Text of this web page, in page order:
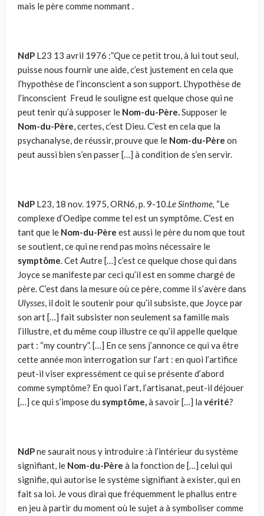
mais le père comme nommant .
NdP L23 13 avril 1976 :”Que ce petit trou, à lui tout seul,
puisse nous fournir une aide, c’est justement en cela que
l’hypothèse de l’inconscient a son support. L’hy­pothèse de
l’inconscient Freud le souligne est quelque chose qui ne
peut tenir qu’à supposer le Nom-du-Père.Supposer le
Nom-du-Père, certes, c’est Dieu. C’est en cela que la
psychanalyse, de réussir, prouve que le Nom-du-Père on
peut aussi bien s’en passer […] à condition de s’en servir.
NdP L23, 18 nov. 1975, ORN6, p. 9-10.Le Sinthome, “Le
complexe d’Oedipe comme tel est un symptôme. C’est en
tant que le Nom-du-Père est aussi le père du nom que tout
se soutient, ce qui ne rend pas moins nécessaire le
symptôme. Cet Autre […] c’est ce quelque chose qui dans
Joyce se manifeste par ceci qu’il est en somme chargé de
père. C’est dans la mesure où ce père, comme il s’avère dans
Ulysses, il doit le soutenir pour qu’il subsiste, que Joyce par
son art […] fait subsis­ter non seulement sa famille mais
l’illustre, et du même coup il­lustre ce qu’il appelle quelque
part : “my country”. […] En ce sens j’an­nonce ce qui va être
cette année mon interrogation sur l’art : en quoi l’artifice
peut-il viser expressément ce qui se présente d’abord
comme symptôme? En quoi l’art, l’artisanat, peut-il déjouer
[…] ce qui s’impose du symptôme,à savoir […] la vérité?
NdPne saurait nous y introduire :à l’intérieur du système
signifiant, le Nom-du-Père à la fonction de […] celui qui
signifie, qui autorise le système signifiant à exister, qui en
fait sa loi. Je vous dirai que fréquemment le phallus entre
en jeu à partir du moment où le sujet a à symboliser comme